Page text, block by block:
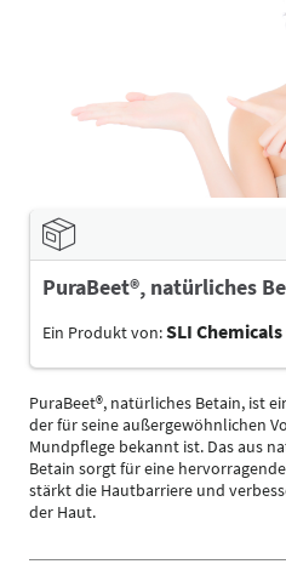
PuraBeet®, natürliches
Ein Produkt von:SLI
PuraBeet®, natürliches Betain, ist
der für seine außergewöhnlichen
Mundpflege bekannt ist. Das aus
Betain sorgt für eine
stärkt die Hautbarriere und
der Haut.